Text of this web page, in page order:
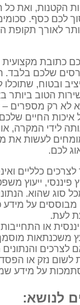
הקטנות, ואת כל
לכם כסף.
לאורך תקופת
כתובת מקצועית
שלכם בלבד.
ובטוח, שתוכלו
הטוב ביותר
לא רק מספרים –
החיים
לידי המקרה, או
לעשות את
לכם.
כלליים
פיננסי, ייעוץ
סוג שהוא.
מבוססים על מידע
לעת.
או
משכנתאות
והנתונים
לשום נזק או
על מידע
לנושא: